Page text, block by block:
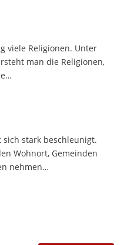
viele Religionen. Unter
man die Religionen,
sich stark beschleunigt.
Wohnort, Gemeinden
nehmen…